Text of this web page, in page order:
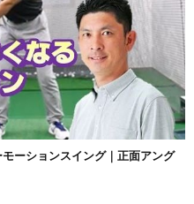
ーションスイング｜正面アング